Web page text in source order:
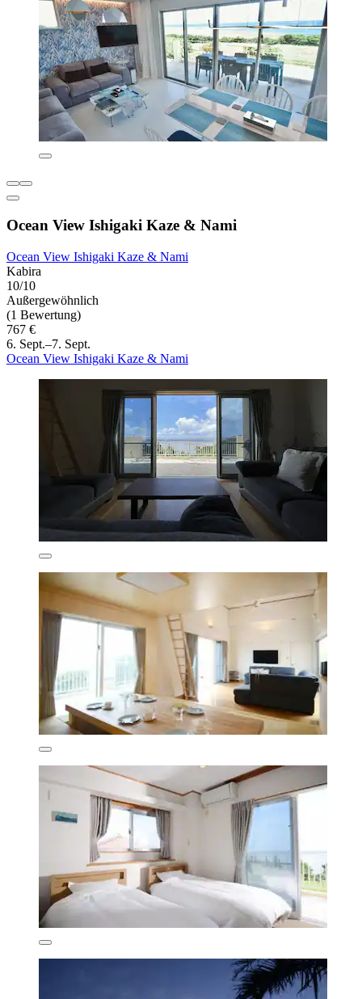
Ocean View Ishigaki Kaze & Nami
Ocean View Ishigaki Kaze & Nami
Kabira
10/10
Außergewöhnlich
(1 Bewertung)
767 €
6. Sept.–7. Sept.
Ocean View Ishigaki Kaze & Nami